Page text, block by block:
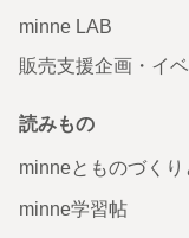
minne LAB
販売支援企画・イ
読みもの
minneとものづくり
minne学習帖